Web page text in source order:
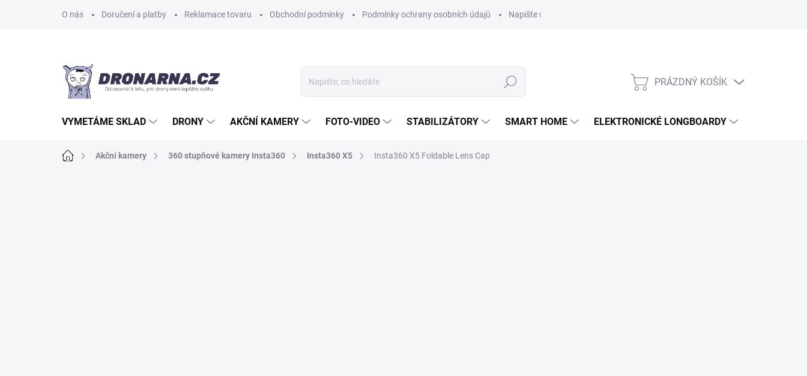
O nás Doručení a platby Reklamace tovaru Obchodní podmínky Podmínky ochrany osobních údajů Napište nám
Hledat
NÁKUPNÍ
PRÁZDNÝ KOŠÍK
VYMETÁME SKLAD DRONY AKČNÍ KAMERY FOTO-VIDEO STABILIZÁTORY SMART HOME ELEKTRONICKÉ LONGBOARDY
Domů Akční kamery 360 stupňové kamery Insta360 Insta360 X5 Insta360 X5 Foldable Lens Cap